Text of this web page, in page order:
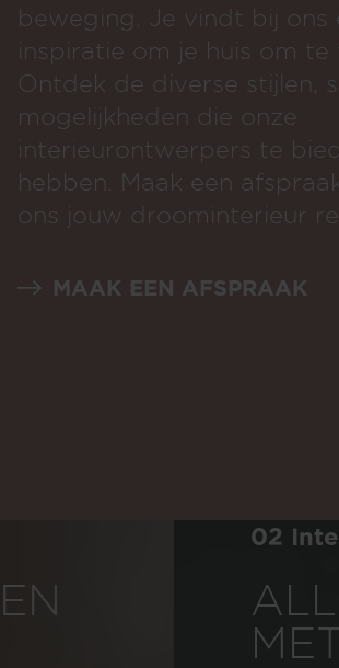
beweging. Je vindt bij ons
inspiratie om je huis om te
Ontdek de diverse stijlen,
mogelijkheden die onze
interieurontwerpers te
hebben. Maak een
ons jouw droominterieur
MAAK EEN AFSPRAAK
02 Interieuradvies
ALLES
MET EEN